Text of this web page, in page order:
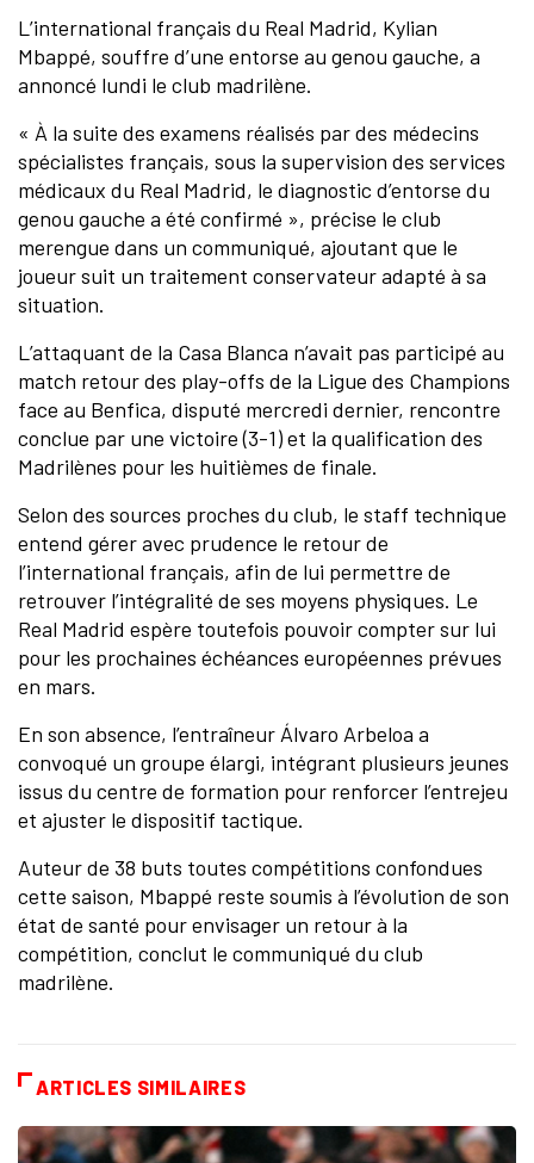
L’international français du Real Madrid, Kylian
Mbappé, souffre d’une entorse au genou gauche, a
annoncé lundi le club madrilène.
« À la suite des examens réalisés par des médecins
spécialistes français, sous la supervision des services
médicaux du Real Madrid, le diagnostic d’entorse du
genou gauche a été confirmé », précise le club
merengue dans un communiqué, ajoutant que le
joueur suit un traitement conservateur adapté à sa
situation.
L’attaquant de la Casa Blanca n’avait pas participé au
match retour des play-offs de la Ligue des Champions
face au Benfica, disputé mercredi dernier, rencontre
conclue par une victoire (3-1) et la qualification des
Madrilènes pour les huitièmes de finale.
Selon des sources proches du club, le staff technique
entend gérer avec prudence le retour de
l’international français, afin de lui permettre de
retrouver l’intégralité de ses moyens physiques. Le
Real Madrid espère toutefois pouvoir compter sur lui
pour les prochaines échéances européennes prévues
en mars.
En son absence, l’entraîneur Álvaro Arbeloa a
convoqué un groupe élargi, intégrant plusieurs jeunes
issus du centre de formation pour renforcer l’entrejeu
et ajuster le dispositif tactique.
Auteur de 38 buts toutes compétitions confondues
cette saison, Mbappé reste soumis à l’évolution de son
état de santé pour envisager un retour à la
compétition, conclut le communiqué du club
madrilène.
ARTICLES SIMILAIRES